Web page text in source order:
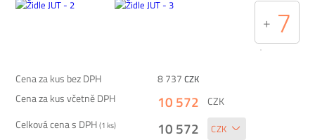
+ 7
Cena za kus bez DPH 8 737 CZK
Cena za kus včetně DPH
10 572
CZK
Celková cena s DPH(1ks) 10 572